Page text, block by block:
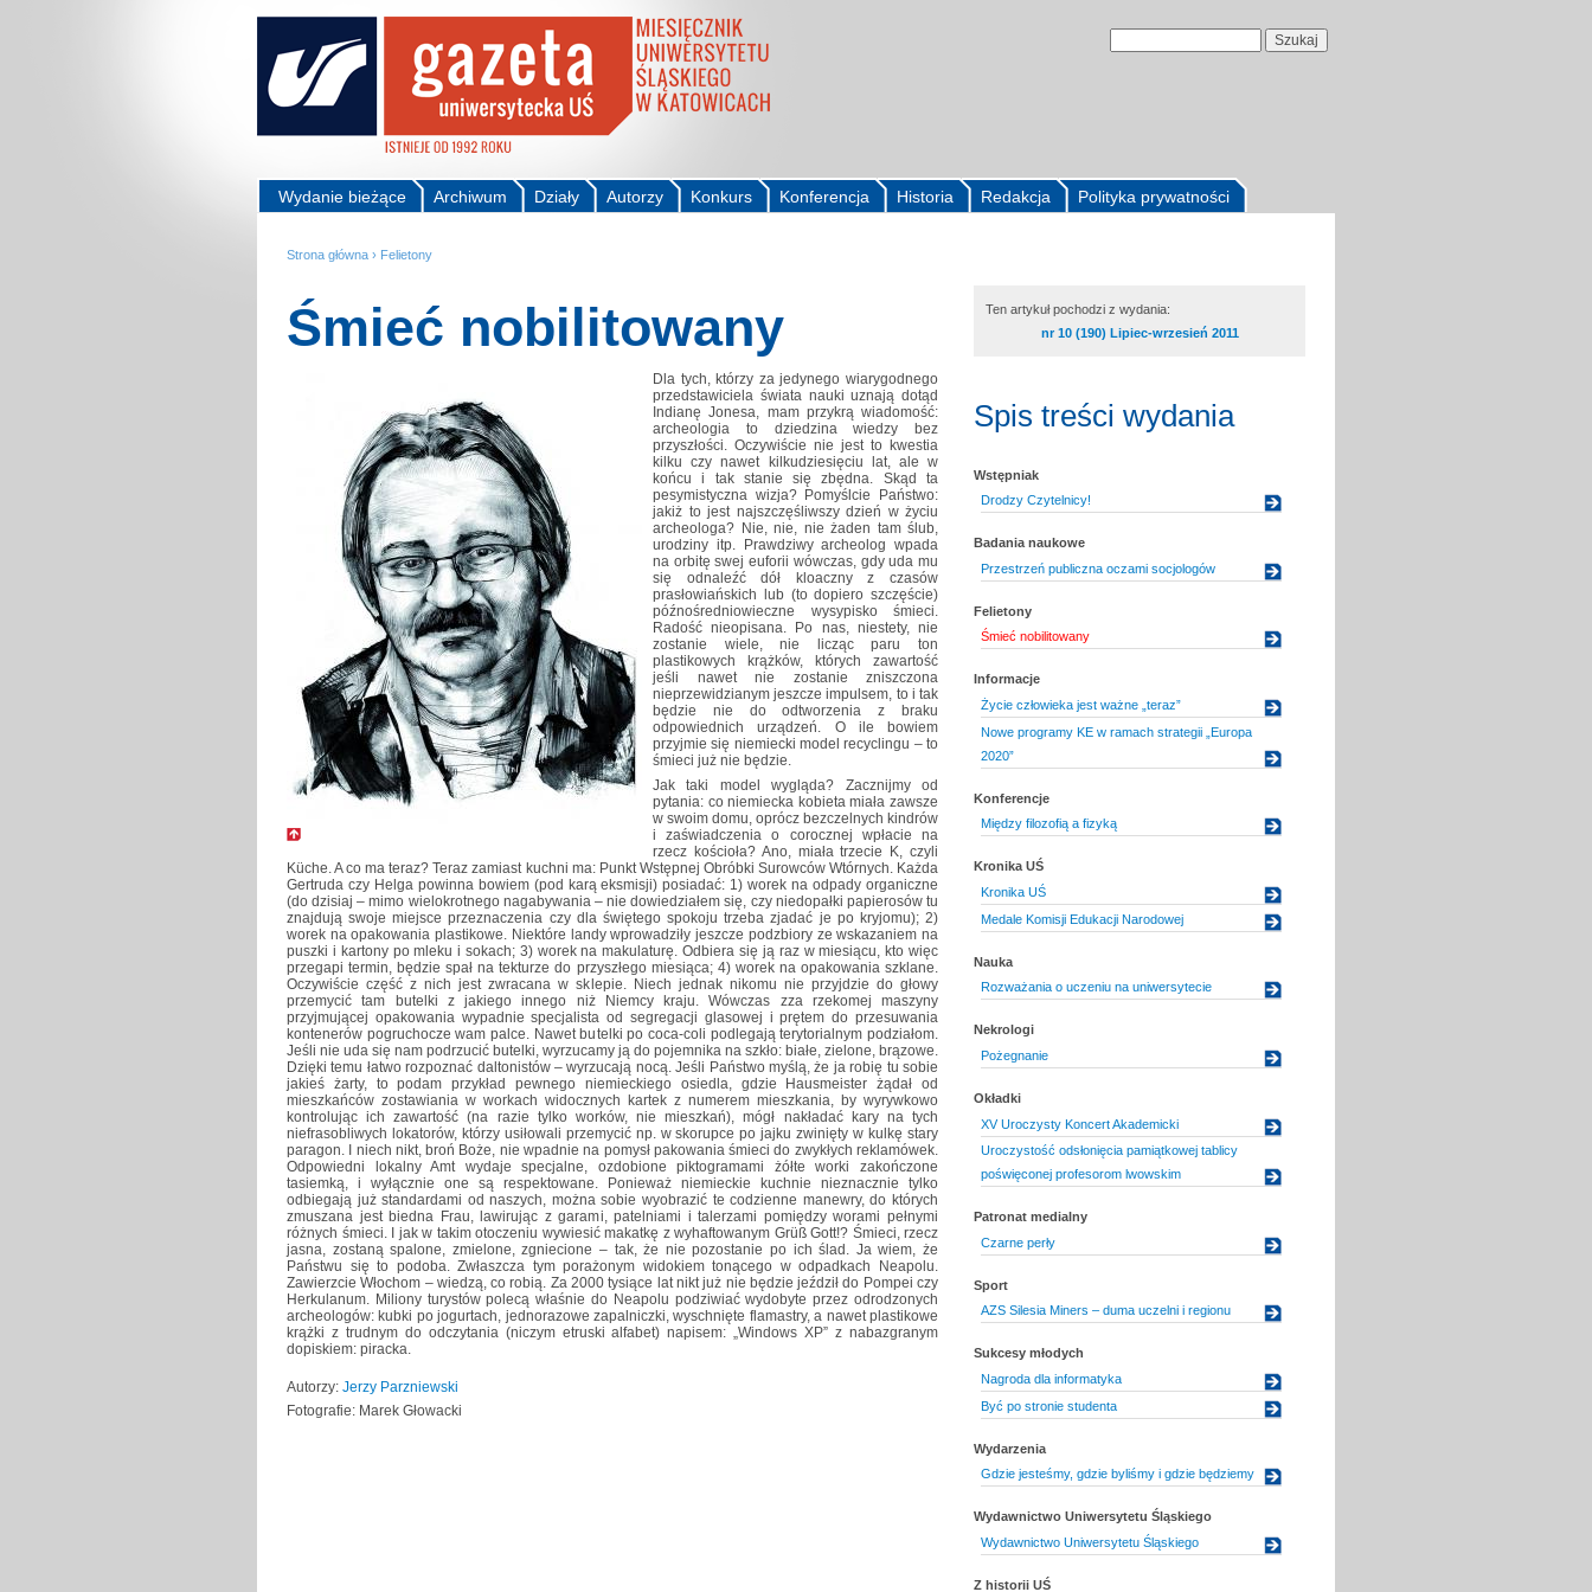
Polityka prywatności
Redakcja
Historia
Konferencja
Konkurs
Autorzy
Działy
Archiwum
Wydanie bieżące
Strona główna › Felietony
Śmieć nobilitowany
Dla tych, którzy za jedynego wiarygodnego
przedstawiciela świata nauki uznają dotąd
Indianę Jonesa, mam przykrą wiadomość:
archeologia to dziedzina wiedzy bez
przyszłości. Oczywiście nie jest to kwestia
kilku czy nawet kilkudziesięciu lat, ale w
końcu i tak stanie się zbędna. Skąd ta
pesymistyczna wizja? Pomyślcie Państwo:
jakiż to jest najszczęśliwszy dzień w życiu
archeologa? Nie, nie, nie żaden tam ślub,
urodziny itp. Prawdziwy archeolog wpada
na orbitę swej euforii wówczas, gdy uda mu
się odnaleźć dół kloaczny z czasów
prasłowiańskich lub (to dopiero szczęście)
późnośredniowieczne wysypisko śmieci.
Radość nieopisana. Po nas, niestety, nie
zostanie wiele, nie licząc paru ton
plastikowych krążków, których zawartość
jeśli nawet nie zostanie zniszczona
nieprzewidzianym jeszcze impulsem, to i tak
będzie nie do odtworzenia z braku
odpowiednich urządzeń. O ile bowiem
przyjmie się niemiecki model recyclingu – to
śmieci już nie będzie.
Jak taki model wygląda? Zacznijmy od
pytania: co niemiecka kobieta miała zawsze
w swoim domu, oprócz bezczelnych kindrów
i zaświadczenia o corocznej wpłacie na
rzecz kościoła? Ano, miała trzecie K, czyli
Küche. A co ma teraz? Teraz zamiast kuchni ma: Punkt Wstępnej Obróbki Surowców Wtórnych. Każda
Gertruda czy Helga powinna bowiem (pod karą eksmisji) posiadać: 1) worek na odpady organiczne
(do dzisiaj – mimo wielokrotnego nagabywania – nie dowiedziałem się, czy niedopałki papierosów tu
znajdują swoje miejsce przeznaczenia czy dla świętego spokoju trzeba zjadać je po kryjomu); 2)
worek na opakowania plastikowe. Niektóre landy wprowadziły jeszcze podzbiory ze wskazaniem na
puszki i kartony po mleku i sokach; 3) worek na makulaturę. Odbiera się ją raz w miesiącu, kto więc
przegapi termin, będzie spał na tekturze do przyszłego miesiąca; 4) worek na opakowania szklane.
Oczywiście część z nich jest zwracana w sklepie. Niech jednak nikomu nie przyjdzie do głowy
przemycić tam butelki z jakiego innego niż Niemcy kraju. Wówczas zza rzekomej maszyny
przyjmującej opakowania wypadnie specjalista od segregacji glasowej i prętem do przesuwania
kontenerów pogruchocze wam palce. Nawet butelki po coca-coli podlegają terytorialnym podziałom.
Jeśli nie uda się nam podrzucić butelki, wyrzucamy ją do pojemnika na szkło: białe, zielone, brązowe.
Dzięki temu łatwo rozpoznać daltonistów – wyrzucają nocą. Jeśli Państwo myślą, że ja robię tu sobie
jakieś żarty, to podam przykład pewnego niemieckiego osiedla, gdzie Hausmeister żądał od
mieszkańców zostawiania w workach widocznych kartek z numerem mieszkania, by wyrywkowo
kontrolując ich zawartość (na razie tylko worków, nie mieszkań), mógł nakładać kary na tych
niefrasobliwych lokatorów, którzy usiłowali przemycić np. w skorupce po jajku zwinięty w kulkę stary
paragon. I niech nikt, broń Boże, nie wpadnie na pomysł pakowania śmieci do zwykłych reklamówek.
Odpowiedni lokalny Amt wydaje specjalne, ozdobione piktogramami żółte worki zakończone
tasiemką, i wyłącznie one są respektowane. Ponieważ niemieckie kuchnie nieznacznie tylko
odbiegają już standardami od naszych, można sobie wyobrazić te codzienne manewry, do których
zmuszana jest biedna Frau, lawirując z garami, patelniami i talerzami pomiędzy worami pełnymi
różnych śmieci. I jak w takim otoczeniu wywiesić makatkę z wyhaftowanym Grüß Gott!? Śmieci, rzecz
jasna, zostaną spalone, zmielone, zgniecione – tak, że nie pozostanie po ich ślad. Ja wiem, że
Państwu się to podoba. Zwłaszcza tym porażonym widokiem tonącego w odpadkach Neapolu.
Zawierzcie Włochom – wiedzą, co robią. Za 2000 tysiące lat nikt już nie będzie jeździł do Pompei czy
Herkulanum. Miliony turystów polecą właśnie do Neapolu podziwiać wydobyte przez odrodzonych
archeologów: kubki po jogurtach, jednorazowe zapalniczki, wyschnięte flamastry, a nawet plastikowe
krążki z trudnym do odczytania (niczym etruski alfabet) napisem: „Windows XP” z nabazgranym
dopiskiem: piracka.
Autorzy: Jerzy Parzniewski
Fotografie: Marek Głowacki
Ten artykuł pochodzi z wydania:
nr 10 (190) Lipiec-wrzesień 2011
Spis treści wydania
Wstępniak
Drodzy Czytelnicy!
Badania naukowe
Przestrzeń publiczna oczami socjologów
Felietony
Śmieć nobilitowany
Informacje
Życie człowieka jest ważne „teraz”
Nowe programy KE w ramach strategii „Europa
2020”
Konferencje
Między filozofią a fizyką
Kronika UŚ
Kronika UŚ
Medale Komisji Edukacji Narodowej
Nauka
Rozważania o uczeniu na uniwersytecie
Nekrologi
Pożegnanie
Okładki
XV Uroczysty Koncert Akademicki
Uroczystość odsłonięcia pamiątkowej tablicy
poświęconej profesorom lwowskim
Patronat medialny
Czarne perły
Sport
AZS Silesia Miners – duma uczelni i regionu
Sukcesy młodych
Nagroda dla informatyka
Być po stronie studenta
Wydarzenia
Gdzie jesteśmy, gdzie byliśmy i gdzie będziemy
Wydawnictwo Uniwersytetu Śląskiego
Wydawnictwo Uniwersytetu Śląskiego
Z historii UŚ